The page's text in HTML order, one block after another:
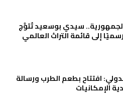
سيدي بوسعيد تُتوَّج
إلى قائمة التراث العالمي
افتتاح بطعم الطرب ورسالة
الإمكانيات